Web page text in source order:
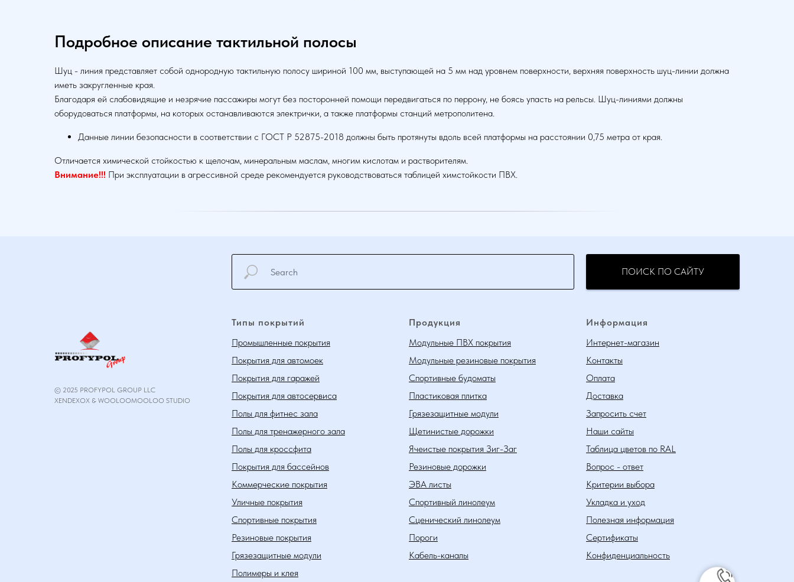
Подробное описание тактильной полосы
Шуц - линия представляет собой однородную тактильную полосу шириной 100 мм, выступающей на 5 мм над уровнем поверхности, верхняя поверхность шуц-линии должна
иметь закругленные края.
Благодаря ей слабовидящие и незрячие пассажиры могут без посторонней помощи передвигаться по перрону, не боясь упасть на рельсы. Шуц-линиями должны
оборудоваться платформы, на которых останавливаются электрички, а также платформы станций метрополитена.
Данные линии безопасности в соответствии с ГОСТ Р 52875-2018 должны быть протянуты вдоль всей платформы на расстоянии 0,75 метра от края.
Отличается химической стойкостью к щелочам, минеральным маслам, многим кислотам и растворителям.
Внимание!!! При эксплуатации в агрессивной среде рекомендуется руководствоваться таблицей химстойкости ПВХ.
ПОИСК ПО САЙТУ
© 2025 PROFYPOL GROUP LLC
XENDEXOX & WOOLOOMOOLOO STUDIO
Типы покрытий
Промышленные покрытия
Покрытия для автомоек
Покрытия для гаражей
Покрытия для автосервиса
Полы для фитнес зала
Полы для тренажерного зала
Полы для кроссфита
Покрытия для бассейнов
Коммерческие покрытия
Уличные покрытия
Спортивные покрытия
Резиновые покрытия
Грязезащитные модули
Полимеры и клея
Продукция
Модульные ПВХ покрытия
Модульные резиновые покрытия
Спортивные будоматы
Пластиковая плитка
Грязезащитные модули
Щетинистые дорожки
Ячеистые покрытия Зиг-Заг
Резиновые дорожки
ЭВА листы
Спортивный линолеум
Сценический линолеум
Пороги
Кабель-каналы
Информация
Интернет-магазин
Контакты
Оплата
Доставка
Запросить счет
Наши сайты
Таблица цветов по RAL
Вопрос - ответ
Критерии выбора
Укладка и уход
Полезная информация
Сертификаты
Конфиденциальность